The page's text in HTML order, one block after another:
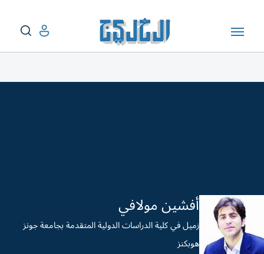
أفشين مولافي
زميل في كلية الدراسات الدولية المتقدمة بجامعة جونز
هوبكنز